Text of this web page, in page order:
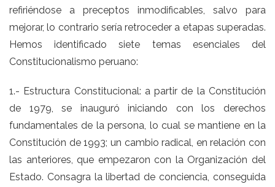
refiriéndose a preceptos inmodificables, salvo para
mejorar, lo contrario sería retroceder a etapas superadas.
Hemos identificado siete temas esenciales del
Constitucionalismo peruano:
1.- Estructura Constitucional: a partir de la Constitución
de 1979, se inauguró iniciando con los derechos
fundamentales de la persona, lo cual se mantiene en la
Constitución de 1993; un cambio radical, en relación con
las anteriores, que empezaron con la Organización del
Estado. Consagra la libertad de conciencia, conseguida